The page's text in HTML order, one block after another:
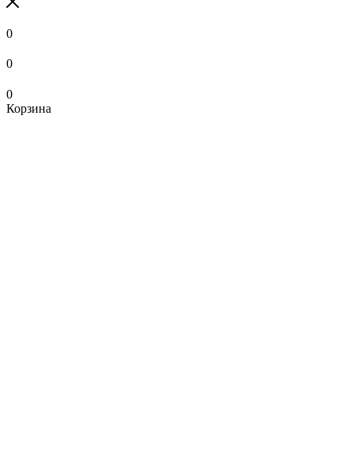
0
0
0
Корзина